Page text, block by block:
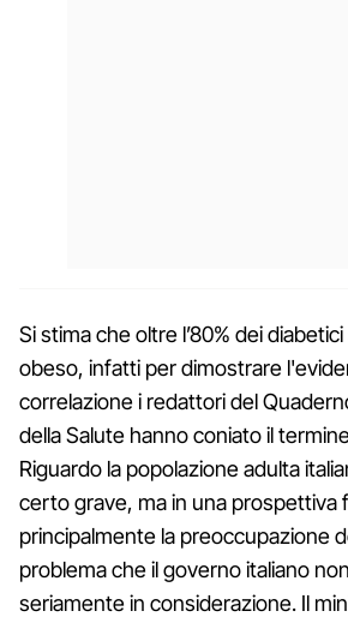
Si stima che oltre l’80% dei
obeso, infatti per dimostrare
correlazione i redattori del
della Salute hanno coniato il
Riguardo la popolazione adulta
certo grave, ma in una prospettiva
principalmente la preoccupazione
problema che il governo italiano
seriamente in considerazione. Il